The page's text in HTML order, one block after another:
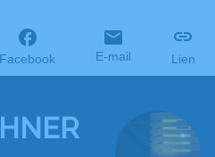
Facebook E-mail Lien